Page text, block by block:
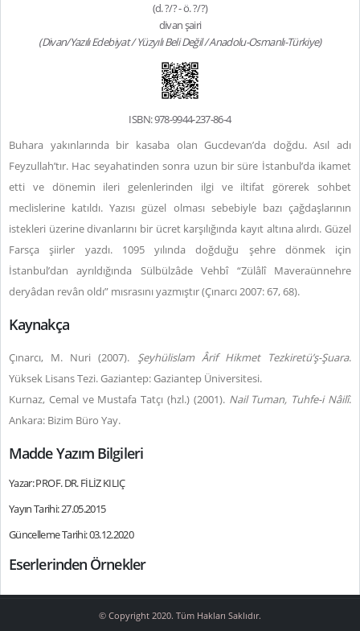
(d. ?/? - ö. ?/?)
divan şairi
(Divan/Yazılı Edebiyat / Yüzyılı Beli Değil / Anadolu-Osmanlı-Türkiye)
ISBN: 978-9944-237-86-4
Buhara yakınlarında bir kasaba olan Gucdevan’da doğdu. Asıl adı
Feyzullah’tır. Hac seyahatinden sonra uzun bir süre İstanbul’da ikamet
etti ve dönemin ileri gelenlerinden ilgi ve iltifat görerek sohbet
meclislerine katıldı. Yazısı güzel olması sebebiyle bazı çağdaşlarının
istekleri üzerine divanlarını bir ücret karşılığında kayıt altına alırdı. Güzel
Farsça şiirler yazdı. 1095 yılında doğduğu şehre dönmek için
İstanbul’dan ayrıldığında Sülbülzâde Vehbî “Zülâlî Maveraünnehre
deryâdan revân oldı” mısrasını yazmıştır (Çınarcı 2007: 67, 68).
Kaynakça
Çınarcı, M. Nuri (2007). Şeyhülislam Ârif Hikmet Tezkiretü’ş-Şuara.
Yüksek Lisans Tezi. Gaziantep: Gaziantep Üniversitesi.
Kurnaz, Cemal ve Mustafa Tatçı (hzl.) (2001). Nail Tuman, Tuhfe-i Nâilî.
Ankara: Bizim Büro Yay.
Madde Yazım Bilgileri
Yazar: PROF. DR. FİLİZ KILIÇ
Yayın Tarihi: 27.05.2015
Güncelleme Tarihi: 03.12.2020
Eserlerinden Örnekler
© Copyright 2020. Tüm Hakları Saklıdır.